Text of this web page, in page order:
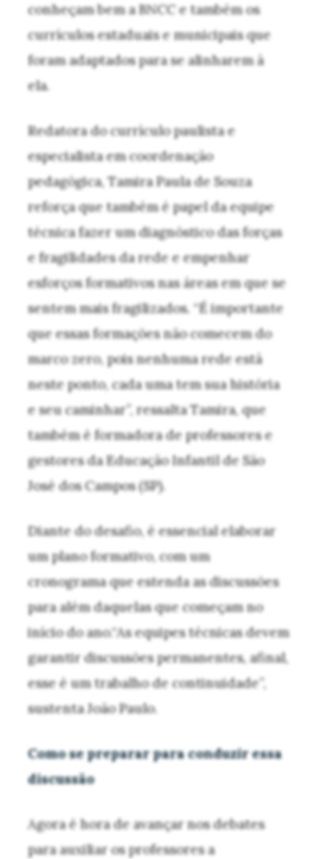
conheçam bem a BNCC e também os
currículos estaduais e municipais que
foram adaptados para se alinharem à
ela.
Redatora do currículo paulista e
especialista em coordenação
pedagógica, Tamira Paula de Souza
reforça que também é papel da equipe
técnica fazer um diagnóstico das forças
e fragilidades da rede e empenhar
esforços formativos nas áreas em que se
sentem mais fragilizados. “É importante
que essas formações não comecem do
marco zero, pois nenhuma rede está
neste ponto, cada uma tem sua história
e seu caminhar”, ressalta Tamira, que
também é formadora de professores e
gestores da Educação Infantil de São
José dos Campos (SP).
Diante do desafio, é essencial elaborar
um plano formativo, com um
cronograma que estenda as discussões
para além daquelas que começam no
início do ano.“As equipes técnicas devem
garantir discussões permanentes, afinal,
esse é um trabalho de continuidade”,
sustenta João Paulo.
Como se preparar para conduzir essa
discussão
Agora é hora de avançar nos debates
para auxiliar os professores a